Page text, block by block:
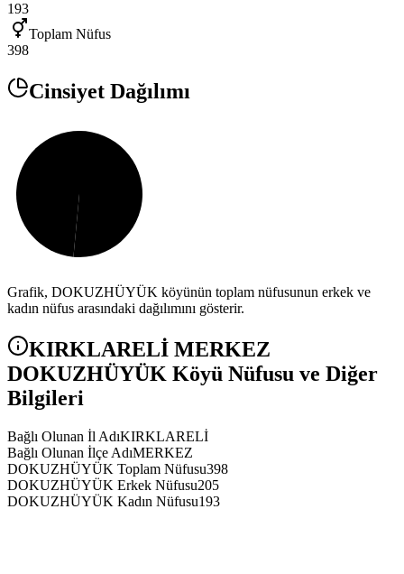
193
Toplam Nüfus
398
Cinsiyet Dağılımı
Grafik, DOKUZHÜYÜK köyünün toplam nüfusunun erkek ve
kadın nüfus arasındaki dağılımını gösterir.
KIRKLARELİ MERKEZ
DOKUZHÜYÜK Köyü Nüfusu ve Diğer
Bilgileri
Bağlı Olunan İl AdıKIRKLARELİ
Bağlı Olunan İlçe AdıMERKEZ
DOKUZHÜYÜK Toplam Nüfusu398
DOKUZHÜYÜK Erkek Nüfusu205
DOKUZHÜYÜK Kadın Nüfusu193